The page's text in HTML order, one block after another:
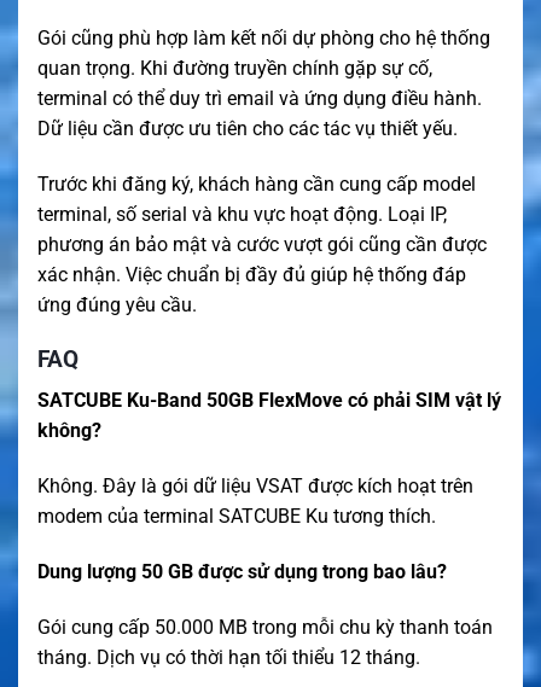
Gói cũng phù hợp làm kết nối dự phòng cho hệ thống
quan trọng. Khi đường truyền chính gặp sự cố,
terminal có thể duy trì email và ứng dụng điều hành.
Dữ liệu cần được ưu tiên cho các tác vụ thiết yếu.
Trước khi đăng ký, khách hàng cần cung cấp model
terminal, số serial và khu vực hoạt động. Loại IP,
phương án bảo mật và cước vượt gói cũng cần được
xác nhận. Việc chuẩn bị đầy đủ giúp hệ thống đáp
ứng đúng yêu cầu.
FAQ
SATCUBE Ku-Band 50GB FlexMove có phải SIM vật lý
không?
Không. Đây là gói dữ liệu VSAT được kích hoạt trên
modem của terminal SATCUBE Ku tương thích.
Dung lượng 50 GB được sử dụng trong bao lâu?
Gói cung cấp 50.000 MB trong mỗi chu kỳ thanh toán
tháng. Dịch vụ có thời hạn tối thiểu 12 tháng.